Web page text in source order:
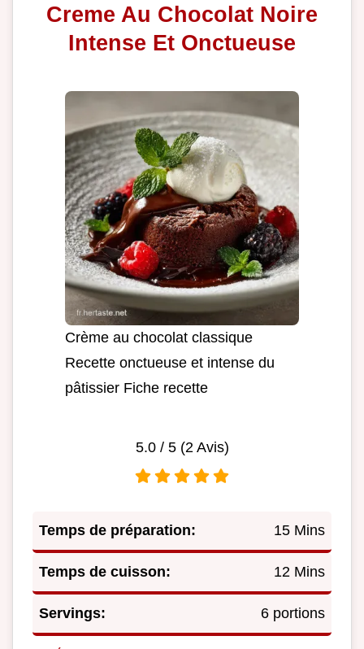
Creme Au Chocolat Noire
Intense Et Onctueuse
Crème au chocolat classique
Recette onctueuse et intense du
pâtissier Fiche recette
5.0/ 5 (2 Avis)
Temps de préparation: 15 Mins
Temps de cuisson: 12 Mins
Servings: 6 portions